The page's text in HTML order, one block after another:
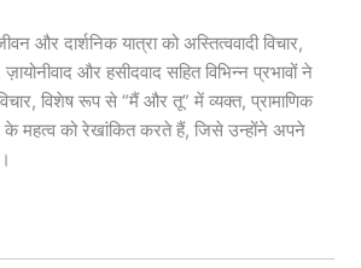
और दार्शनिक यात्रा को अस्तित्ववादी विचार,
और हसीदवाद सहित विभिन्न प्रभावों ने
विशेष रूप से “मैं और तू” में व्यक्त, प्रामाणिक
के महत्व को रेखांकित करते हैं, जिसे उन्होंने अपने